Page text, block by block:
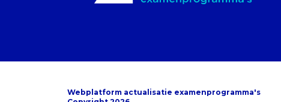
Webplatform actualisatie examenprogramma's